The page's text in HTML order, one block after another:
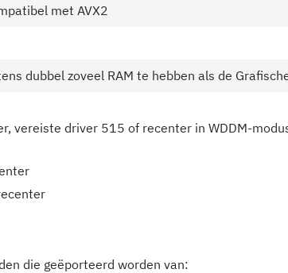
met AVX2
dubbel zoveel RAM te hebben als de
vereiste driver 515 of recenter in WDDM-
die geëporteerd worden van: